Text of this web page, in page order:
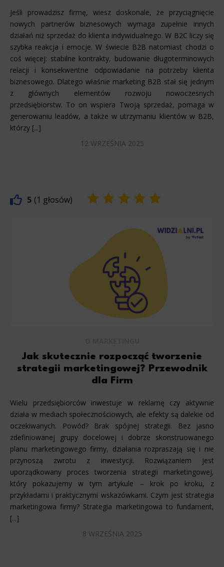
Jeśli prowadzisz firmę, wiesz doskonale, że przyciągnięcie
nowych partnerów biznesowych wymaga zupełnie innych
działań niż sprzedaż do klienta indywidualnego. W B2C liczy się
szybka reakcja i emocje. W świecie B2B natomiast chodzi o
coś więcej: stabilne kontrakty, budowanie długoterminowych
relacji i konsekwentne odpowiadanie na potrzeby klienta
biznesowego. Dlatego właśnie marketing B2B stał się jednym
z głównych elementów rozwoju nowoczesnych
przedsiębiorstw. To on wspiera Twoją sprzedaż, pomaga w
generowaniu leadów, a także w utrzymaniu klientów w B2B,
którzy [...]
12 WRZEŚNIA 2025
5 1
Jak skutecznie rozpocząć tworzenie
strategii marketingowej? Przewodnik
dla Firm
Wielu przedsiębiorców inwestuje w reklamę czy aktywnie
działa w mediach społecznościowych, ale efekty są dalekie od
oczekiwanych. Powód? Brak spójnej strategii. Bez jasno
zdefiniowanej grupy docelowej i dobrze skonstruowanego
planu marketingowego firmy, działania rozpraszają się i nie
przynoszą zwrotu z inwestycji. Rozwiązaniem jest
uporządkowany proces tworzenia strategii marketingowej,
który pokazujemy w tym artykule – krok po kroku, z
przykładami i praktycznymi wskazówkami. Czym jest strategia
marketingowa firmy? Strategia marketingowa to fundament,
[...]
8 WRZEŚNIA 2025